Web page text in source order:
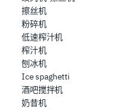
inoltre informazioni sul
nostro sito con i nostri
dei dati web, pubblicità e
combinarle con altre
che hanno raccolto dal
擦丝机
粉碎机
低速榨汁机
榨汁机
刨冰机
Ice spaghetti
酒吧搅拌机
奶昔机